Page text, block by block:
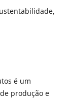
é um
produção e